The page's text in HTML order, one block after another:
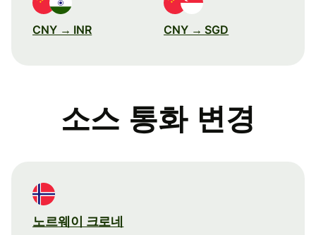
CNY → INR CNY → SGD
소스 통화 변경
노르웨이 크로네